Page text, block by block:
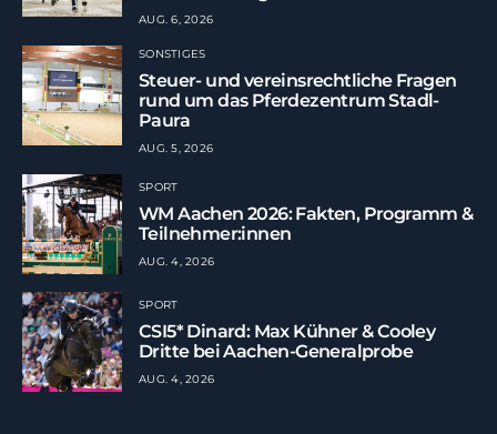
AUG. 6, 2026
SONSTIGES
Steuer- und vereinsrechtliche Fragen
rund um das Pferdezentrum Stadl-
Paura
AUG. 5, 2026
SPORT
WM Aachen 2026: Fakten, Programm &
Teilnehmer:innen
AUG. 4, 2026
SPORT
CSI5* Dinard: Max Kühner & Cooley
Dritte bei Aachen-Generalprobe
AUG. 4, 2026